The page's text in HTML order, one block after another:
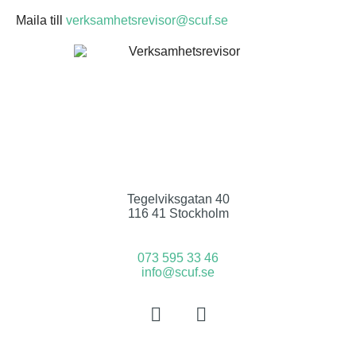
Maila till verksamhetsrevisor@scuf.se
Tegelviksgatan 40
116 41 Stockholm
073 595 33 46
info@scuf.se